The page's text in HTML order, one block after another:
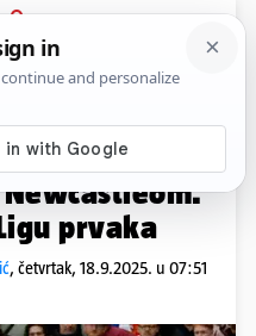
PRIJAVA
Komentari
suigrača De
prvaka
, četvrtak, 18.9.2025. u 07:51